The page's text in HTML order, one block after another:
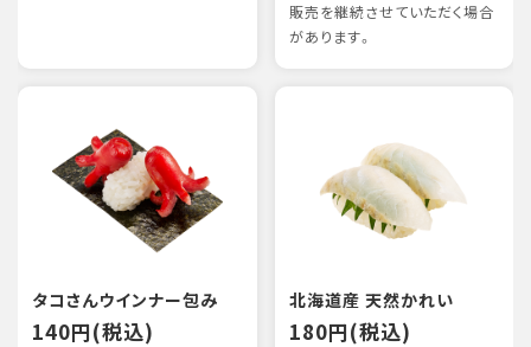
販売を継続させていただく場合
があります。
タコさんウインナー包み
140円(税込)
北海道産 天然かれい
180円(税込)